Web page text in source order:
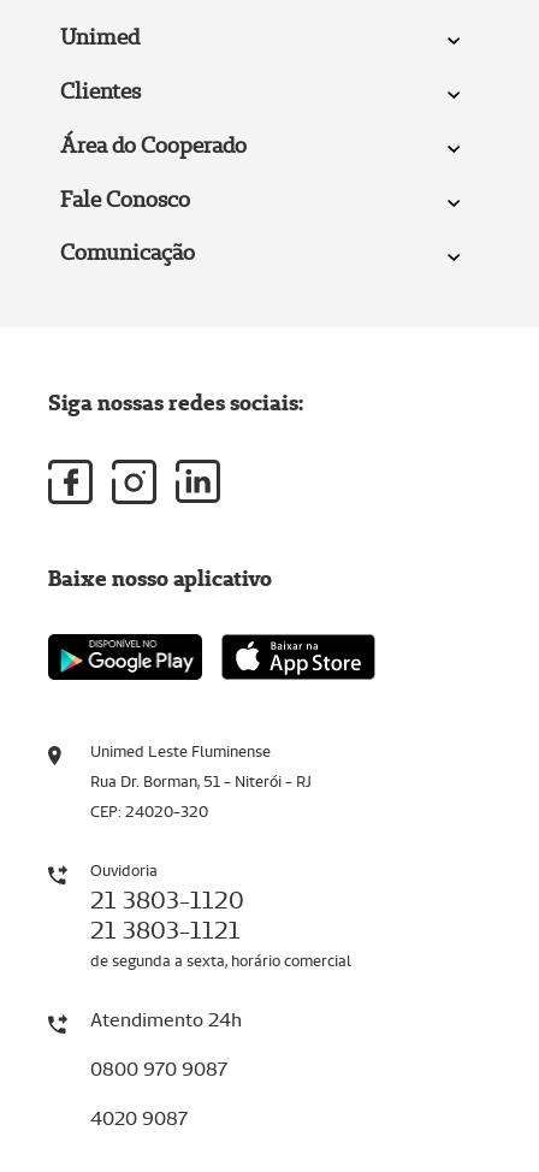
Unimed
Clientes
Área do Cooperado
Fale Conosco
Comunicação
Unimed Leste Fluminense
Rua Dr. Borman, 51 - Niterói - RJ
CEP: 24020-320
Ouvidoria
21 3803-1120
21 3803-1121
de segunda a sexta, horário comercial
Atendimento 24h
0800 970 9087
4020 9087
Siga nossas redes sociais:
Baixe nosso aplicativo